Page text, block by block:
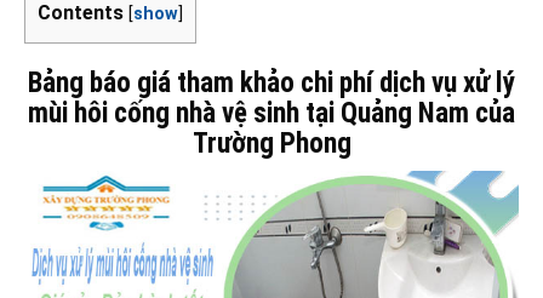
Contents [show]
Bảng báo giá tham khảo chi phí dịch vụ xử lý
mùi hôi cống nhà vệ sinh tại Quảng Nam của
Trường Phong